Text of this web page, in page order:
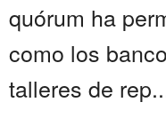
quórum ha
como los
talleres de